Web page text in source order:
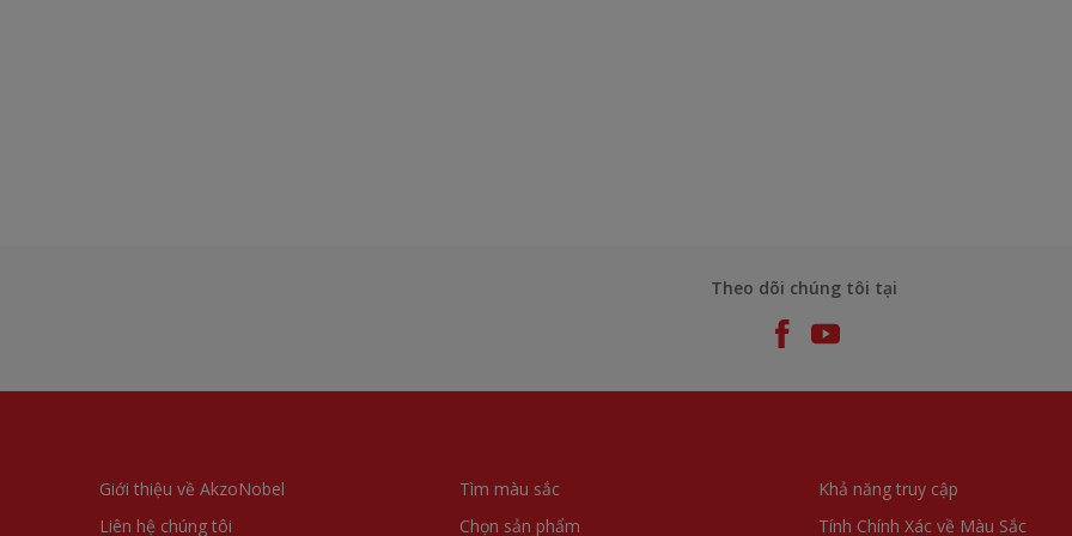
Theo dõi chúng tôi tại
Giới thiệu về AkzoNobel
Liên hệ chúng tôi
Tìm màu sắc
Chọn sản phẩm
Khả năng truy cập
Tính Chính Xác về Màu Sắc